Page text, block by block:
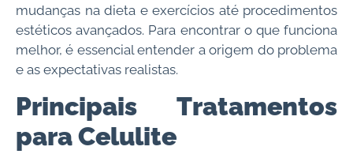
mudanças na dieta e exercícios até procedimentos
estéticos avançados. Para encontrar o que funciona
melhor, é essencial entender a origem do problema
e as expectativas realistas.
Principais Tratamentos
para Celulite